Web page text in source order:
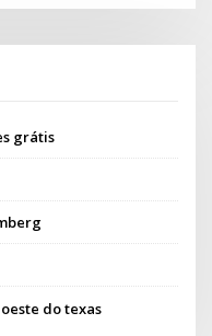
grátis
do texas